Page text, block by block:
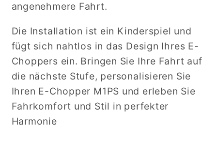
angenehmere Fahrt.
Die Installation ist ein Kinderspiel und
fügt sich nahtlos in das Design Ihres E-
Choppers ein. Bringen Sie Ihre Fahrt auf
die nächste Stufe, personalisieren Sie
Ihren E-Chopper M1PS und erleben Sie
Fahrkomfort und Stil in perfekter
Harmonie